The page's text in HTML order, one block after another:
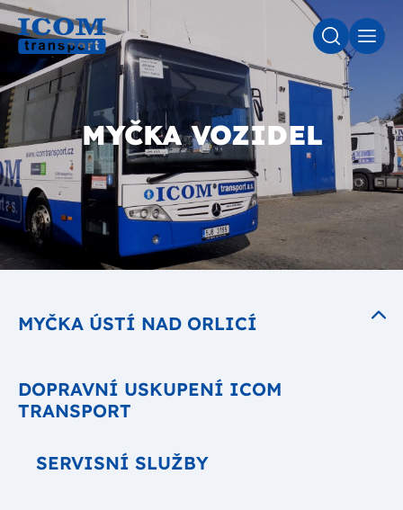
MYČKA VOZIDEL
DOPRAVNÍ USKUPENÍ ICOM
TRANSPORT
SERVISNÍ SLUŽBY
MYČKA ÚSTÍ NAD ORLICÍ